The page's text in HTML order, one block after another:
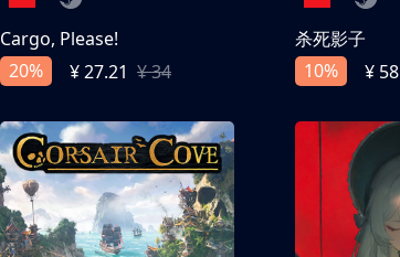
Cargo, Please!
20%
¥ 27.21 ¥ 34
杀死影子
10%
¥